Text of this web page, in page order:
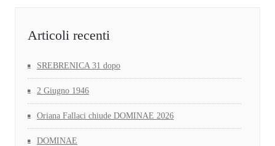
Articoli recenti
SREBRENICA 31 dopo
2 Giugno 1946
Oriana Fallaci chiude DOMINAE 2026
DOMINAE